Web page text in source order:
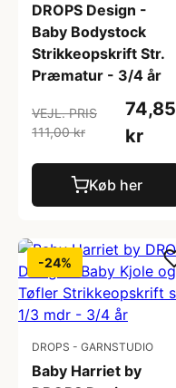
DROPS Design -
Baby Bodystock
Strikkeopskrift Str.
Præmatur - 3/4 år
VEJL. PRIS
111,00 kr
74,85
kr
Køb her
-24%
DROPS - GARNSTUDIO
Baby Harriet by